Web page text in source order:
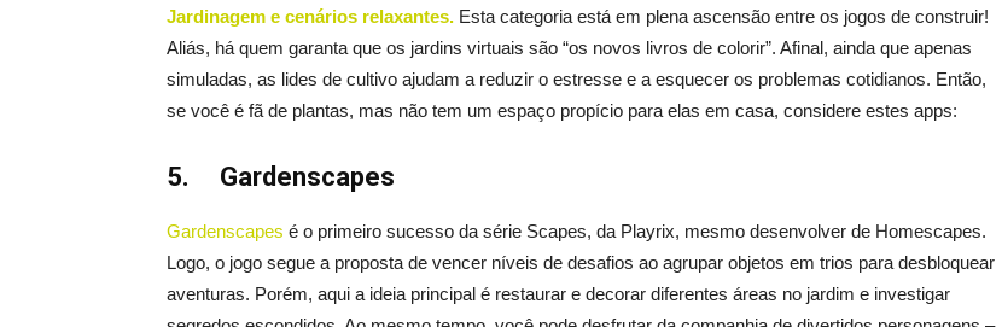
Jardinagem e cenários relaxantes. Esta categoria está em plena ascensão entre os jogos de construir!
Aliás, há quem garanta que os jardins virtuais são “os novos livros de colorir”. Afinal, ainda que apenas
simuladas, as lides de cultivo ajudam a reduzir o estresse e a esquecer os problemas cotidianos. Então,
se você é fã de plantas, mas não tem um espaço propício para elas em casa, considere estes apps:
5. Gardenscapes
Gardenscapes é o primeiro sucesso da série Scapes, da Playrix, mesmo desenvolver de Homescapes.
Logo, o jogo segue a proposta de vencer níveis de desafios ao agrupar objetos em trios para desbloquear
aventuras. Porém, aqui a ideia principal é restaurar e decorar diferentes áreas no jardim e investigar